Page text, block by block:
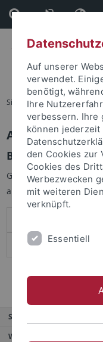
Direkt
zum
Inhalt
Direkt
zur
Fußleiste
Sie sind hier: Startseite
Anmelden
Geben Sie Ihren
anzumelden:
Service
Weitere Angebote
Auf unserer
verwendet.
benötigt,
Ihre
verbessern. Ihre
können
den Cookies zur
Cookies des
Werbezwecken
mit weiteren
verknüpft.
Essentiell